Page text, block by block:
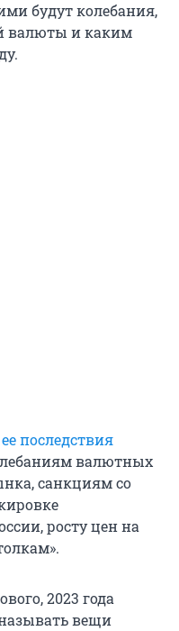
будут колебания,
валюты и каким
ее последствия
валютных
санкциям со
росту цен на
2023 года
вещи